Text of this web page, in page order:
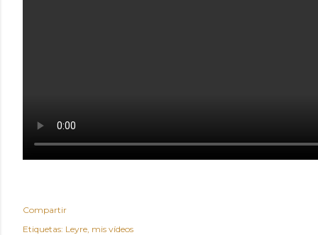
Compartir
Etiquetas: Leyre mis vídeos